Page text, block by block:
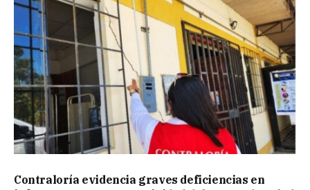
Contraloría evidencia graves deficiencias en